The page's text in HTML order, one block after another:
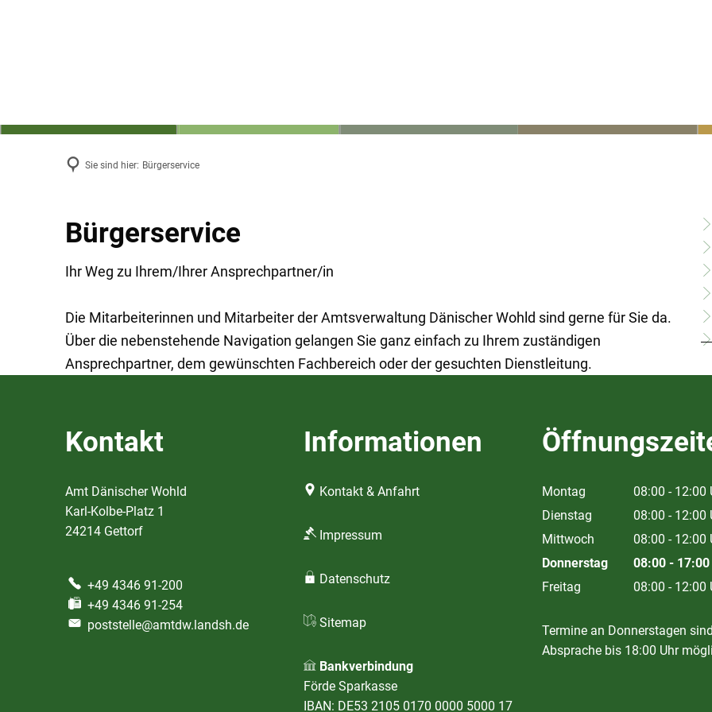
Politik, Amt & Gemeinden Bürgerservice Wirtschaft, Klima & Umweltschutz
Sie sind hier: Bürgerservice
Bürgerservice
Ihr Weg zu Ihrem/Ihrer Ansprechpartner/in
Die Mitarbeiterinnen und Mitarbeiter der Amtsverwaltung Dänischer Wohld sind gerne für Sie da.
Über die nebenstehende Navigation gelangen Sie ganz einfach zu Ihrem zuständigen
Ansprechpartner, dem gewünschten Fachbereich oder der gesuchten Dienstleitung.
Kontakt
Amt Dänischer Wohld
Karl-Kolbe-Platz 1
24214 Gettorf
+49 4346 91-200
+49 4346 91-254
poststelle@amtdw.landsh.de
Informationen
Kontakt & Anfahrt
Impressum
Datenschutz
Sitemap
Bankverbindung
Förde Sparkasse
IBAN: DE53 2105 0170 0000 5000 17
Montag 08:00 - 12:00
Von 08:00 bis
Dienstag 08:00 - 12:00
Von 08:00 bis
Mittwoch 08:00 - 12:00
Von 08:00 bis
Donnerstag 08:00 - 17:00
Von 08:00 bis
Freitag 08:00 - 12:00
Termine an Donnerstagen
Absprache bis 18:00 Uhr